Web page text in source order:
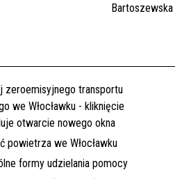
Bartoszewska